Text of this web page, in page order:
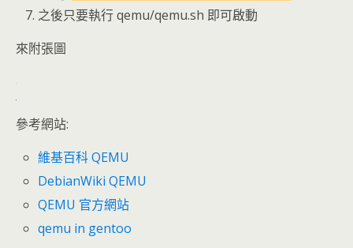
之後只要執行 qemu/qemu.sh 即可啟動
來附張圖
參考網站:
維基百科 QEMU
DebianWiki QEMU
QEMU 官方網站
qemu in gentoo